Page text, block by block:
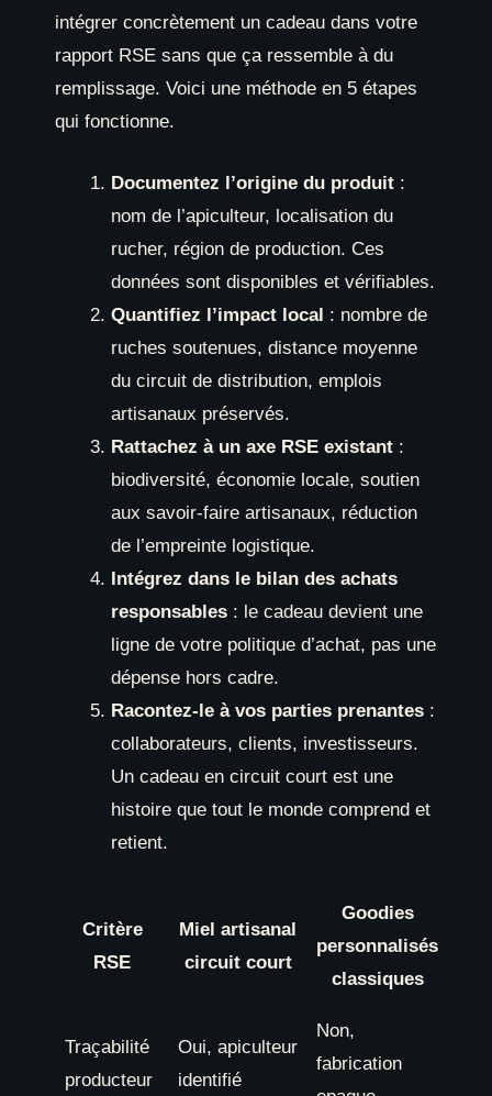
intégrer concrètement un cadeau dans votre
rapport RSE sans que ça ressemble à du
remplissage. Voici une méthode en 5 étapes
qui fonctionne.
Documentez l’origine du produit :
nom de l’apiculteur, localisation du
rucher, région de production. Ces
données sont disponibles et vérifiables.
Quantifiez l’impact local : nombre de
ruches soutenues, distance moyenne
du circuit de distribution, emplois
artisanaux préservés.
Rattachez à un axe RSE existant :
biodiversité, économie locale, soutien
aux savoir-faire artisanaux, réduction
de l’empreinte logistique.
Intégrez dans le bilan des achats
responsables : le cadeau devient une
ligne de votre politique d’achat, pas une
dépense hors cadre.
Racontez-le à vos parties prenantes :
collaborateurs, clients, investisseurs.
Un cadeau en circuit court est une
histoire que tout le monde comprend et
retient.
Critère
RSE
Miel artisanal
circuit court
Goodies
personnalisés
classiques
Traçabilité
producteur
Oui, apiculteur
identifié
Non,
fabrication